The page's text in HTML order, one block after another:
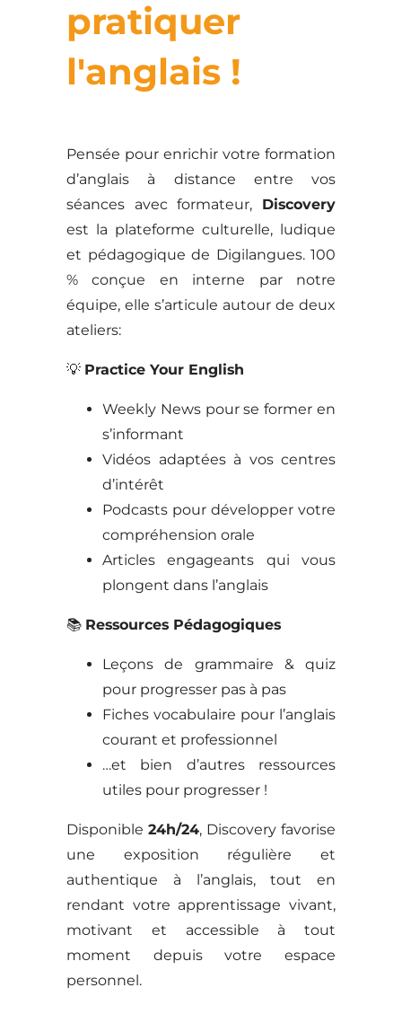
pratiquer
l'anglais !
Pensée pour enrichir votre formation
d’anglais à distance entre vos
séances avec formateur, Discovery
est la plateforme culturelle, ludique
et pédagogique de Digilangues. 100
% conçue en interne par notre
équipe, elle s’articule autour de deux
ateliers:
💡 Practice Your English
Weekly News pour se former en
s’informant
Vidéos adaptées à vos centres
d’intérêt
Podcasts pour développer votre
compréhension orale
Articles engageants qui vous
plongent dans l’anglais
📚 Ressources Pédagogiques
Leçons de grammaire & quiz
pour progresser pas à pas
Fiches vocabulaire pour l’anglais
courant et professionnel
…et bien d’autres ressources
utiles pour progresser !
Disponible 24h/24, Discovery favorise
une exposition régulière et
authentique à l’anglais, tout en
rendant votre apprentissage vivant,
motivant et accessible à tout
moment depuis votre espace
personnel.